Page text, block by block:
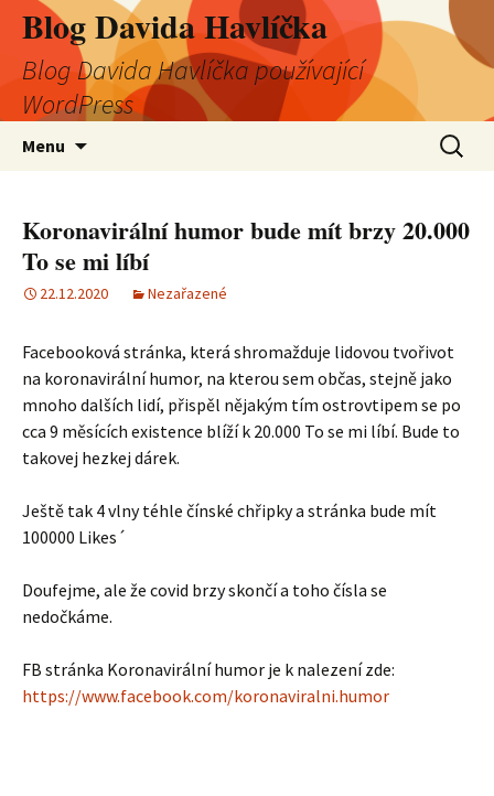
Blog Davida Havlíčka
Blog Davida Havlíčka používající
WordPress
Menu
Koronavirální humor bude mít brzy 20.000
To se mi líbí
22.12.2020 Nezařazené
Facebooková stránka, která shromažduje lidovou tvořivot
na koronavirální humor, na kterou sem občas, stejně jako
mnoho dalších lidí, přispěl nějakým tím ostrovtipem se po
cca 9 měsících existence blíží k 20.000 To se mi líbí. Bude to
takovej hezkej dárek.
Ještě tak 4 vlny téhle čínské chřipky a stránka bude mít
100000 Likes´
Doufejme, ale že covid brzy skončí a toho čísla se
nedočkáme.
FB stránka Koronavirální humor je k nalezení zde:
https://www.facebook.com/koronaviralni.humor